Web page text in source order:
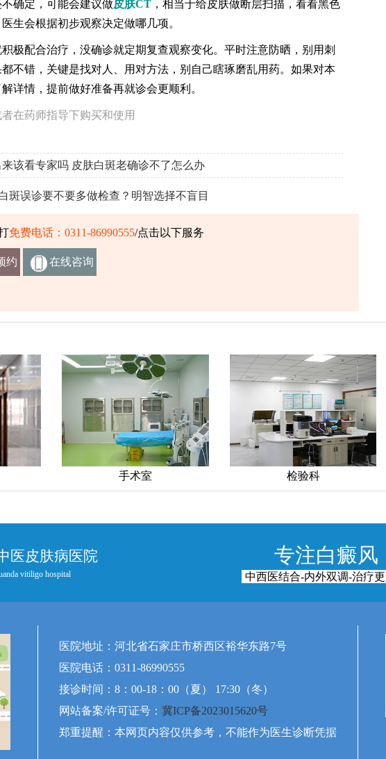
确定，可能会建议做皮肤CT，相当于给皮肤做断层扫描，看看黑色
生会根据初步观察决定做哪几项。
极配合治疗，没确诊就定期复查观察变化。平时注意防晒，别用刺
不错，关键是找对人、用对方法，别自己瞎琢磨乱用药。如果对本
详情，提前做好准备再就诊会更顺利。
在药师指导下购买和使用
该看专家吗 皮肤白斑老确诊不了怎么办
斑误诊要不要多做检查？明智选择不盲目
免费电话：0311-86990555/点击以下服务
约 在线咨询
手术室 检验科
医皮肤病医院
vitiligo hospital
专注白癜风
中西医结合-内外双调-治疗
医院地址：河北省石家庄市桥西区裕华东路7号
医院电话：0311-86990555
接诊时间：8：00-18：00（夏） 17:30（冬）
网站备案/许可证号： 冀ICP备2023015620号
郑重提醒：本网页内容仅供参考，不能作为医生诊断凭据